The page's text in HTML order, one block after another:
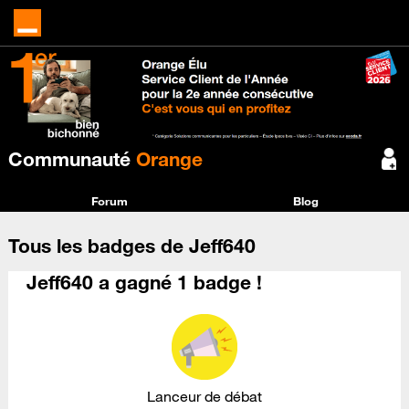
Communauté Orange
Forum Blog
Tous les badges de Jeff640
Jeff640 a gagné 1 badge !
Lanceur de débat